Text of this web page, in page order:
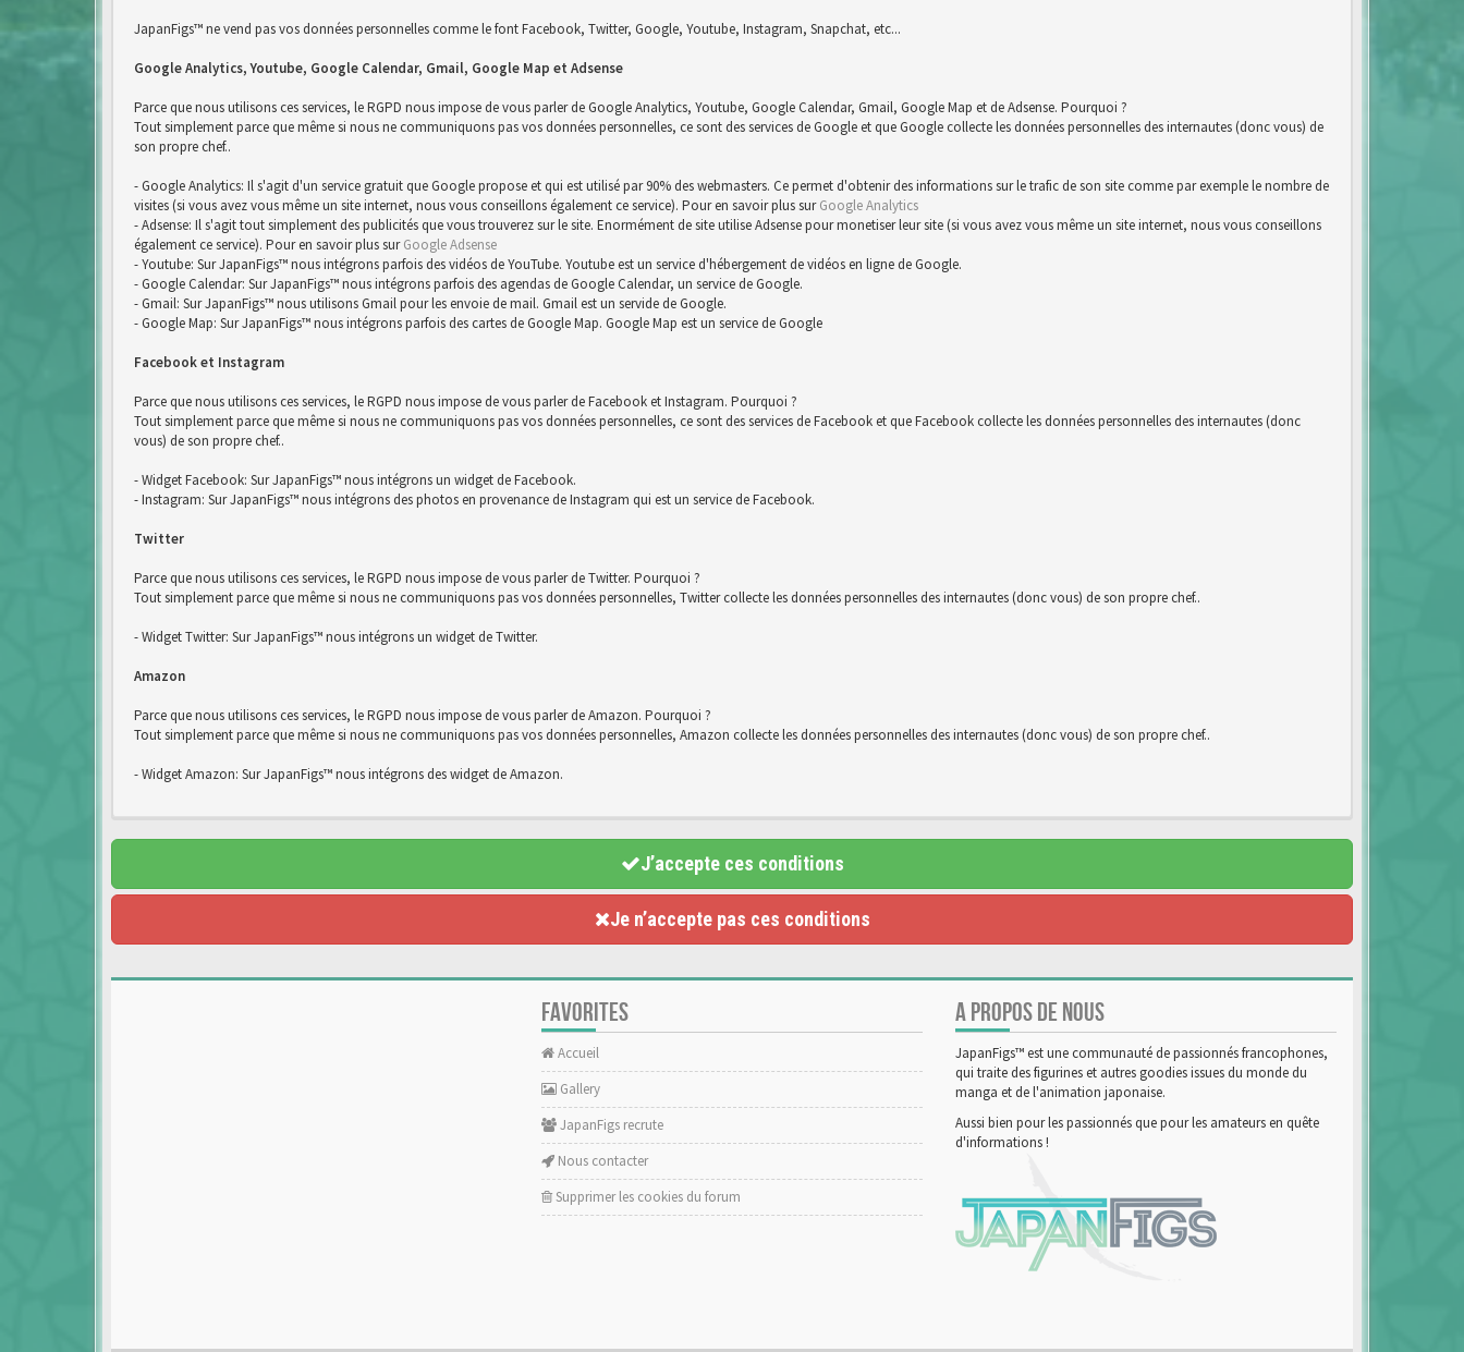
JapanFigs™ ne vend pas vos données personnelles comme le font Facebook, Twitter, Google, Youtube, Instagram, Snapchat, etc...
Google Analytics, Youtube, Google Calendar, Gmail, Google Map et Adsense
Parce que nous utilisons ces services, le RGPD nous impose de vous parler de Google Analytics, Youtube, Google Calendar, Gmail, Google Map et de Adsense. Pourquoi ?
Tout simplement parce que même si nous ne communiquons pas vos données personnelles, ce sont des services de Google et que Google collecte les données personnelles des internautes (donc vous) de
son propre chef..
- Google Analytics: Il s'agit d'un service gratuit que Google propose et qui est utilisé par 90% des webmasters. Ce permet d'obtenir des informations sur le trafic de son site comme par exemple le nombre de
visites (si vous avez vous même un site internet, nous vous conseillons également ce service). Pour en savoir plus surGoogle Analytics
- Adsense: Il s'agit tout simplement des publicités que vous trouverez sur le site. Enormément de site utilise Adsense pour monetiser leur site (si vous avez vous même un site internet, nous vous conseillons
également ce service). Pour en savoir plus surGoogle Adsense
- Youtube: Sur JapanFigs™ nous intégrons parfois des vidéos de YouTube. Youtube est un service d'hébergement de vidéos en ligne de Google.
- Google Calendar: Sur JapanFigs™ nous intégrons parfois des agendas de Google Calendar, un service de Google.
- Gmail: Sur JapanFigs™ nous utilisons Gmail pour les envoie de mail. Gmail est un servide de Google.
- Google Map: Sur JapanFigs™ nous intégrons parfois des cartes de Google Map. Google Map est un service de Google
Facebook et Instagram
Parce que nous utilisons ces services, le RGPD nous impose de vous parler de Facebook et Instagram. Pourquoi ?
Tout simplement parce que même si nous ne communiquons pas vos données personnelles, ce sont des services de Facebook et que Facebook collecte les données personnelles des internautes (donc
vous) de son propre chef..
- Widget Facebook: Sur JapanFigs™ nous intégrons un widget de Facebook.
- Instagram: Sur JapanFigs™ nous intégrons des photos en provenance de Instagram qui est un service de Facebook.
Twitter
Parce que nous utilisons ces services, le RGPD nous impose de vous parler de Twitter. Pourquoi ?
Tout simplement parce que même si nous ne communiquons pas vos données personnelles, Twitter collecte les données personnelles des internautes (donc vous) de son propre chef..
- Widget Twitter: Sur JapanFigs™ nous intégrons un widget de Twitter.
Amazon
Parce que nous utilisons ces services, le RGPD nous impose de vous parler de Amazon. Pourquoi ?
Tout simplement parce que même si nous ne communiquons pas vos données personnelles, Amazon collecte les données personnelles des internautes (donc vous) de son propre chef..
- Widget Amazon: Sur JapanFigs™ nous intégrons des widget de Amazon.
J’accepte ces conditions
Je n’accepte pas ces conditions
FAVORITES
Accueil
Gallery
JapanFigs recrute
Nous contacter
Supprimer les cookies du forum
A PROPOS DE NOUS
JapanFigs™ est une communauté de passionnés francophones,
qui traite des figurines et autres goodies issues du monde du
manga et de l'animation japonaise.
Aussi bien pour les passionnés que pour les amateurs en quête
d'informations !